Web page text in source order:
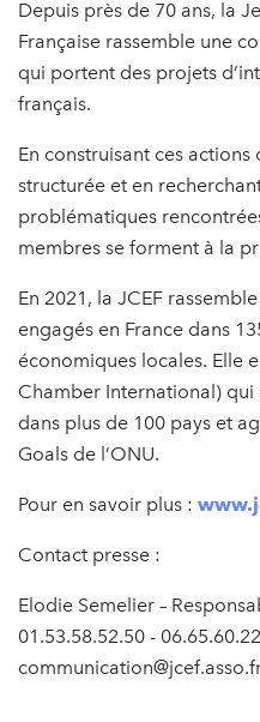
Depuis près de 70 ans, la
Française rassemble une
qui portent des projets
français.
En construisant ces
structurée et en
problématiques
membres se forment à la
En 2021, la JCEF
engagés en France dans
économiques locales. Elle
Chamber International)
dans plus de 100 pays et
Goals de l’ONU.
Pour en savoir plus :
Contact presse :
Elodie Semelier –
01.53.58.52.50 -